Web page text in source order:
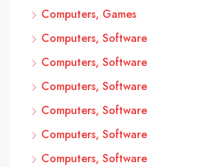
Computers, Games
Computers, Software
Computers, Software
Computers, Software
Computers, Software
Computers, Software
Computers, Software